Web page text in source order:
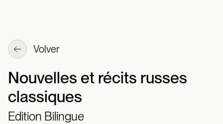
Volver
Nouvelles et récits russes
classiques
Edition Bilingue